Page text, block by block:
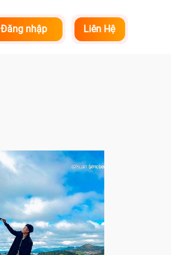
Liên Hệ
Đăng nhập